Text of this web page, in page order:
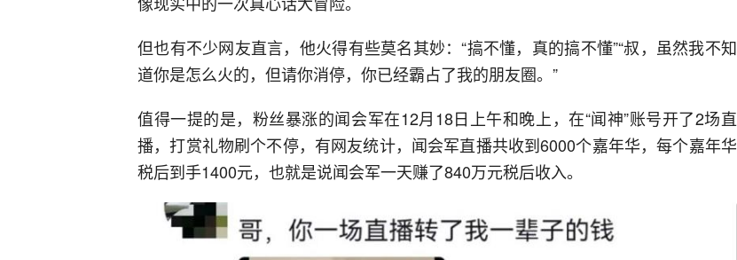
但也有不少网友直言，他火得有些莫名其妙：“搞不懂，真的搞不懂”“叔，虽然我不知
道你是怎么火的，但请你消停，你已经霸占了我的朋友圈。”
值得一提的是，粉丝暴涨的闻会军在12月18日上午和晚上，在“闻神”账号开了2场直
播，打赏礼物刷个不停，有网友统计，闻会军直播共收到6000个嘉年华，每个嘉年华
税后到手1400元，也就是说闻会军一天赚了840万元税后收入。